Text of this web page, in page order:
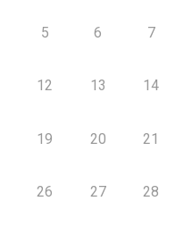
5 6 7
12 13 14
19 20 21
26 27 28